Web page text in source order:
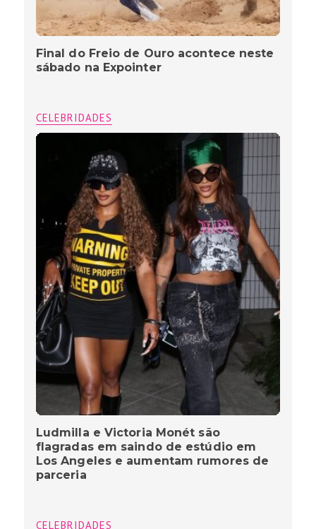
Final do Freio de Ouro acontece neste
sábado na Expointer
CELEBRIDADES
Ludmilla e Victoria Monét são
flagradas em saindo de estúdio em
Los Angeles e aumentam rumores de
parceria
CELEBRIDADES